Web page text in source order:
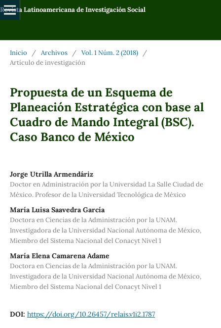
Revista Latinoamericana de Investigación Social
Inicio / Archivos / Vol. 1 Núm. 2 (2018)
/
Artículo de investigación
Propuesta de un Esquema de
Planeación Estratégica con base al
Cuadro de Mando Integral (BSC).
Caso Banco de México
Jorge Utrilla Armendáriz
Doctor en Administración por la Universidad La Salle Ciudad de
México. Profesor de la Universidad Tecnológica de México
María Luisa Saavedra García
Doctora en Ciencias de la Administración por la UNAM.
Investigadora de la Universidad Nacional Autónoma de México,
Miembro del Sistema Nacional del Conacyt Nivel 1
María Elena Camarena Adame
Doctora en Ciencias de la Administración por la UNAM.
Investigadora de la Universidad Nacional Autónoma de México,
Miembro del Sistema Nacional del Conacyt Nivel 1
DOI: https://doi.org/10.26457/relais.v1i2.1787